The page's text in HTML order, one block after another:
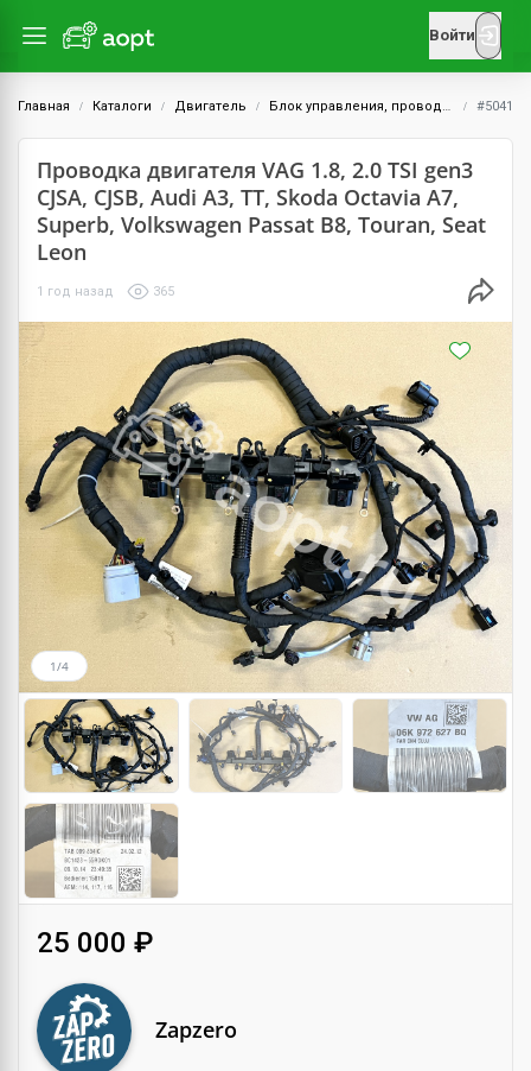
Войти
Главная Каталоги Двигатель Блок управления, проводка и датчики #5041
Проводка двигателя VAG 1.8, 2.0 TSI gen3
CJSA, CJSB, Audi A3, TT, Skoda Octavia A7,
Superb, Volkswagen Passat B8, Touran, Seat
Leon
1 год назад 365
1/4
25 000 ₽
Zapzero